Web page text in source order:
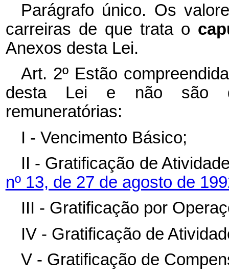
Parágrafo único. Os
carreiras de que trata o
Anexos desta Lei.
Art. 2º Estão
desta Lei e não são
remuneratórias:
I - Vencimento Básico;
II - Gratificação de
nº 13, de 27 de agosto de
III - Gratificação por
IV - Gratificação de
V - Gratificação de